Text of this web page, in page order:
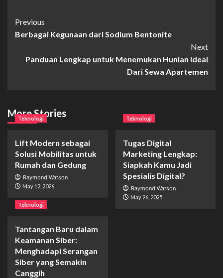
Post
Navigation
Previous
Berbagai Kegunaan dari Sodium Bentonite
Next
Panduan Lengkap untuk Menemukan Hunian Ideal
Dari Sewa Apartemen
More Stories
Teknologi
Lift Modern sebagai
Solusi Mobilitas untuk
Rumah dan Gedung
Raymond Watson
May 12, 2026
Teknologi
Tugas Digital
Marketing Lengkap:
Siapkah Kamu Jadi
Spesialis Digital?
Raymond Watson
May 26, 2025
Teknologi
Tantangan Baru dalam
Keamanan Siber:
Menghadapi Serangan
Siber yang Semakin
Canggih